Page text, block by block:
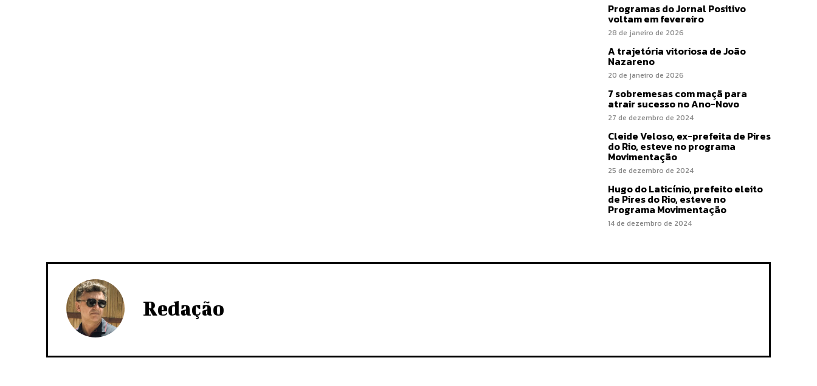
Programas do Jornal Positivo
voltam em fevereiro
28 de janeiro de 2026
A trajetória vitoriosa de João
Nazareno
20 de janeiro de 2026
7 sobremesas com maçã para
atrair sucesso no Ano-Novo
27 de dezembro de 2024
Cleide Veloso, ex-prefeita de Pires
do Rio, esteve no programa
Movimentação
25 de dezembro de 2024
Hugo do Laticínio, prefeito eleito
de Pires do Rio, esteve no
Programa Movimentação
14 de dezembro de 2024
Redação